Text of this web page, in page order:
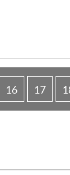
16 17